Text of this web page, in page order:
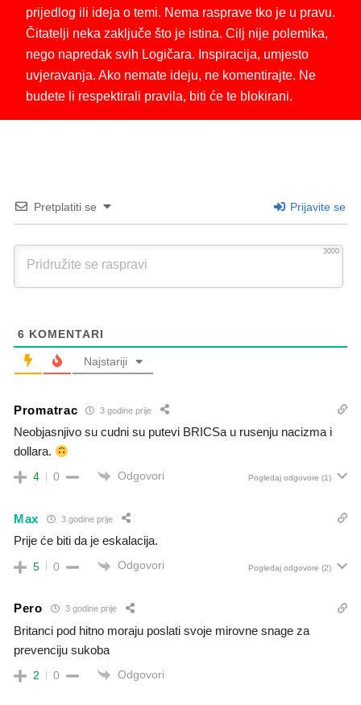
prijedlog ili ideja o temi. Nema rasprave tko je u pravu.
Čitatelji neka zaključe što je istina. Cilj nije polemika,
nego napredak svih Logičara. Inspiracija, umjesto
uvjeravanja. Ako nemate ideju, ne komentirajte. Ne
budete li respektirali pravila, biti će te blokirani.
Pretplatiti se Prijavite se
3000
6 KOMENTARI
Najstariji
Promatrac 3 godine prije
Neobjasnjivo su cudni su putevi BRICSa u rusenju nacizma i
dollara.
4 0 Odgovori Pogledaj odgovore (1)
Max 3 godine prije
Prije će biti da je eskalacija.
5 0 Odgovori Pogledaj odgovore (2)
Pero 3 godine prije
Britanci pod hitno moraju poslati svoje mirovne snage za
prevenciju sukoba
2 0 Odgovori